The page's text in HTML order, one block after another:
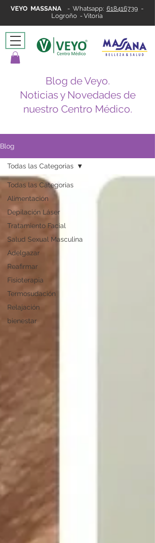
VEYO MASSANA- Whatsapp: 618416739 -
Logroño - Vitoria
Blog de Veyo.
Noticias y Novedades de
nuestro Centro Médico.
Blog
Todas las Categorias
Alimentación
Depilación Láser
Tratamiento Facial
Salud Sexual Masculina
Adelgazar
Reafirmar
Fisioterapia
Termosudación
Relajación
bienestar
Todas las Categorias